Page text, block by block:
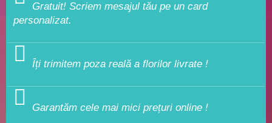
Gratuit! Scriem mesajul tău pe un card
personalizat.
Îți trimitem poza reală a florilor livrate !
Garantăm cele mai mici prețuri online !